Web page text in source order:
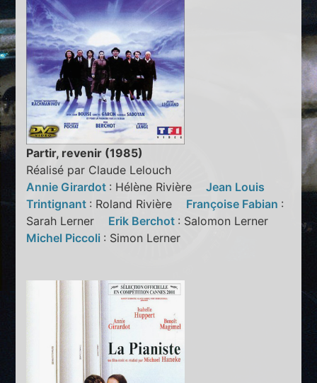
Partir, revenir (1985)
Réalisé par Claude Lelouch
Annie Girardot : Hélène RivièreJean Louis
Trintignant : Roland Rivière Françoise Fabian :
Sarah Lerner Erik Berchot : Salomon Lerner
Michel Piccoli : Simon Lerner